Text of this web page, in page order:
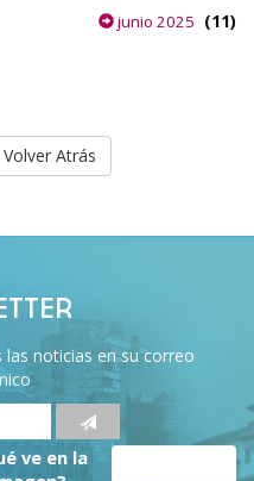
junio 2025 (11)
Volver Atrás
las noticias en su correo
ve en la